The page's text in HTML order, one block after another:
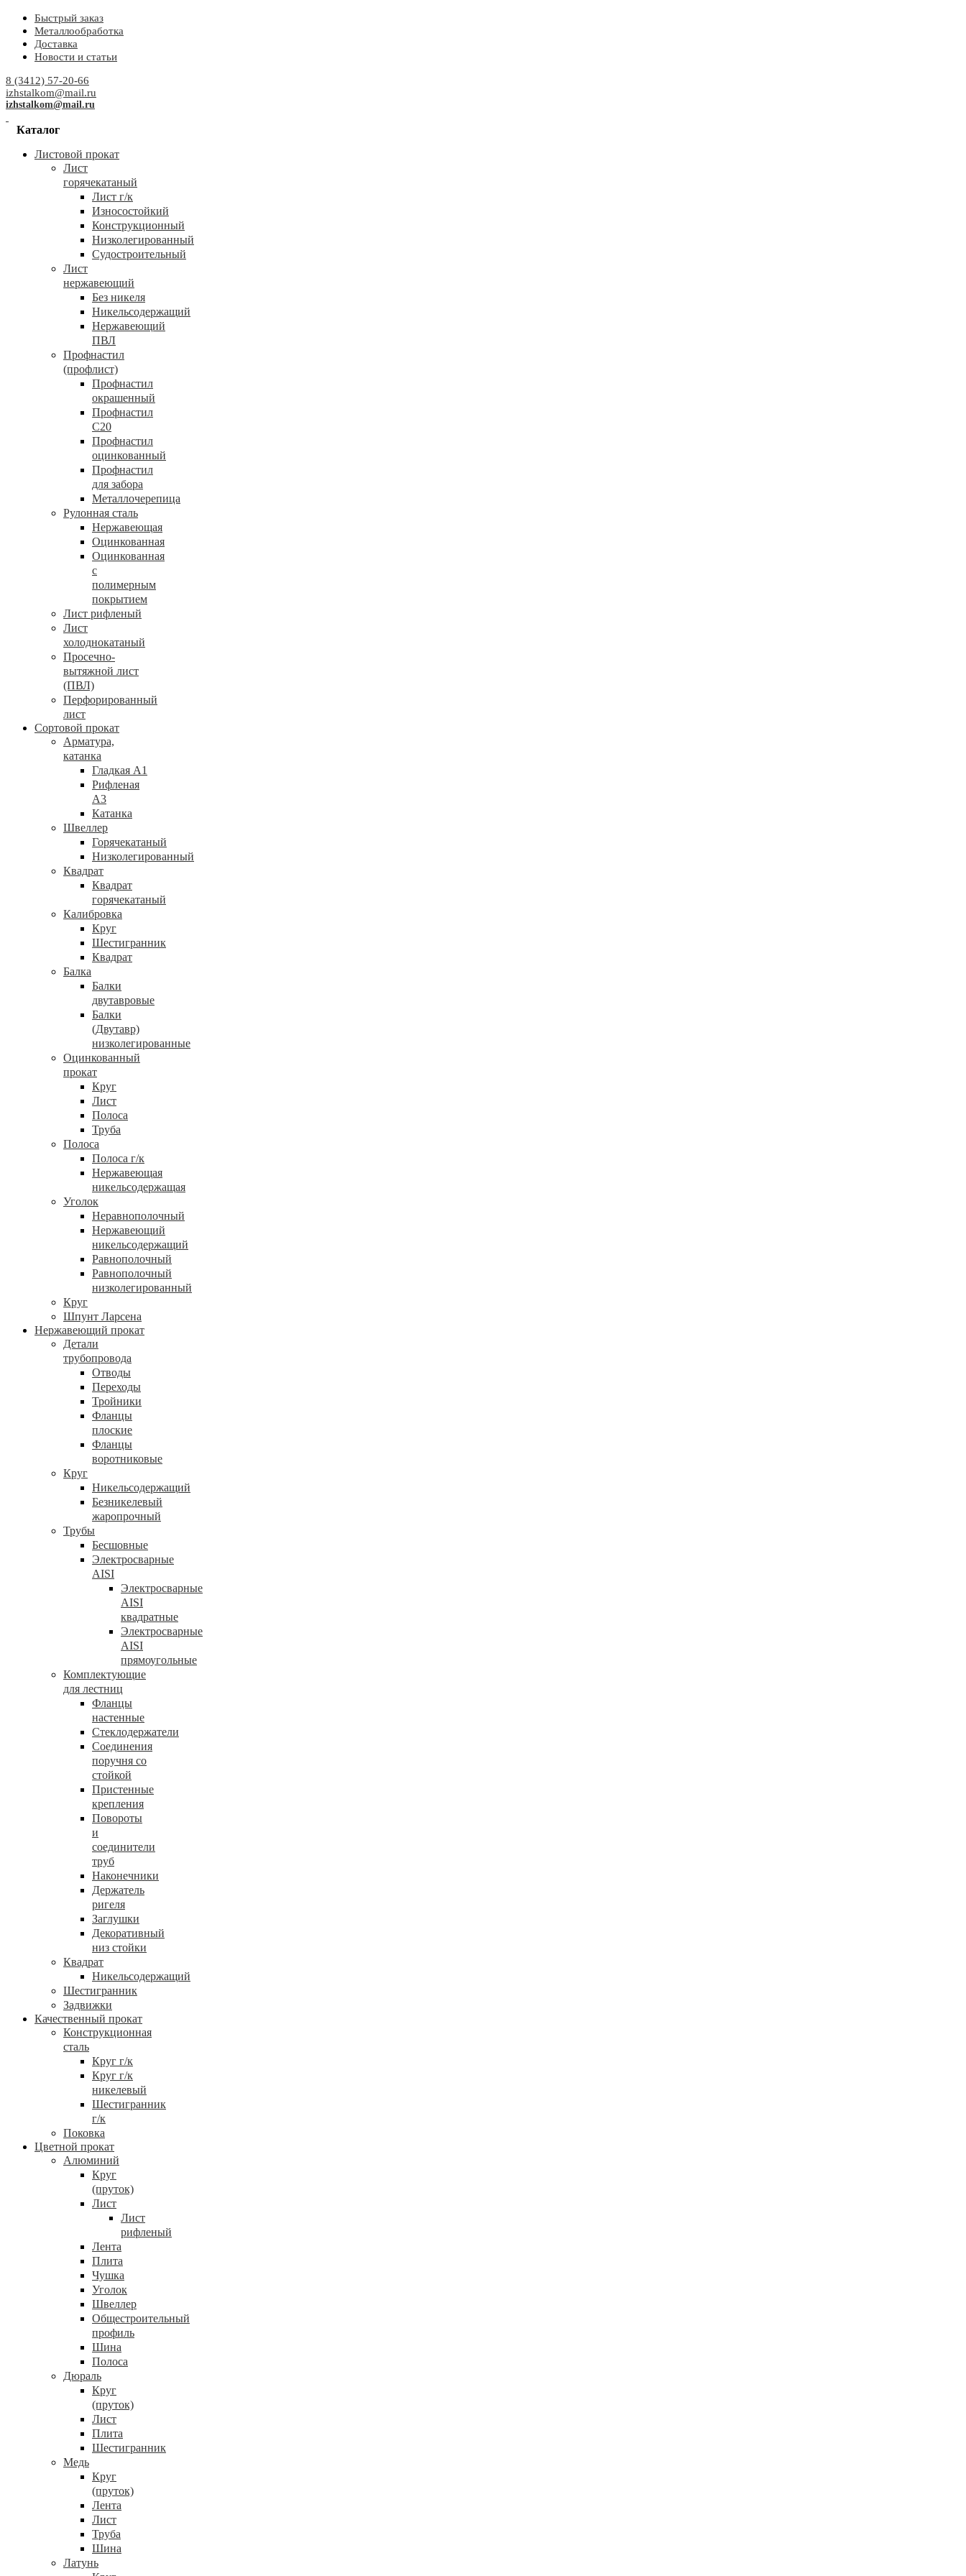
Быстрый заказ
Металлообработка
Доставка
Новости и статьи
8 (3412) 57-20-66
izhstalkom@mail.ru
izhstalkom@mail.ru
Каталог
Листовой прокат
Лист
горячекатаный
Лист г/к
Износостойкий
Конструкционный
Низколегированный
Судостроительный
Лист
нержавеющий
Без никеля
Никельсодержащий
Нержавеющий
ПВЛ
Профнастил
(профлист)
Профнастил
окрашенный
Профнастил
С20
Профнастил
оцинкованный
Профнастил
для забора
Металлочерепица
Рулонная сталь
Нержавеющая
Оцинкованная
Оцинкованная
с
полимерным
покрытием
Лист рифленый
Лист
холоднокатаный
Просечно-
вытяжной лист
(ПВЛ)
Перфорированный
лист
Сортовой прокат
Арматура,
катанка
Гладкая А1
Рифленая
А3
Катанка
Швеллер
Горячекатаный
Низколегированный
Квадрат
Квадрат
горячекатаный
Калибровка
Круг
Шестигранник
Квадрат
Балка
Балки
двутавровые
Балки
(Двутавр)
низколегированные
Оцинкованный
прокат
Круг
Лист
Полоса
Труба
Полоса
Полоса г/к
Нержавеющая
никельсодержащая
Уголок
Неравнополочный
Нержавеющий
никельсодержащий
Равнополочный
Равнополочный
низколегированный
Круг
Шпунт Ларсена
Нержавеющий прокат
Детали
трубопровода
Отводы
Переходы
Тройники
Фланцы
плоские
Фланцы
воротниковые
Круг
Никельсодержащий
Безникелевый
жаропрочный
Трубы
Бесшовные
Электросварные
AISI
Электросварные
AISI
квадратные
Электросварные
AISI
прямоугольные
Комплектующие
для лестниц
Фланцы
настенные
Стеклодержатели
Соединения
поручня со
стойкой
Пристенные
крепления
Повороты
и
соединители
труб
Наконечники
Держатель
ригеля
Заглушки
Декоративный
низ стойки
Квадрат
Никельсодержащий
Шестигранник
Задвижки
Качественный прокат
Конструкционная
сталь
Круг г/к
Круг г/к
никелевый
Шестигранник
г/к
Поковка
Цветной прокат
Алюминий
Круг
(пруток)
Лист
Лист
рифленый
Лента
Плита
Чушка
Уголок
Швеллер
Общестроительный
профиль
Шина
Полоса
Дюраль
Круг
(пруток)
Лист
Плита
Шестигранник
Медь
Круг
(пруток)
Лента
Лист
Труба
Шина
Латунь